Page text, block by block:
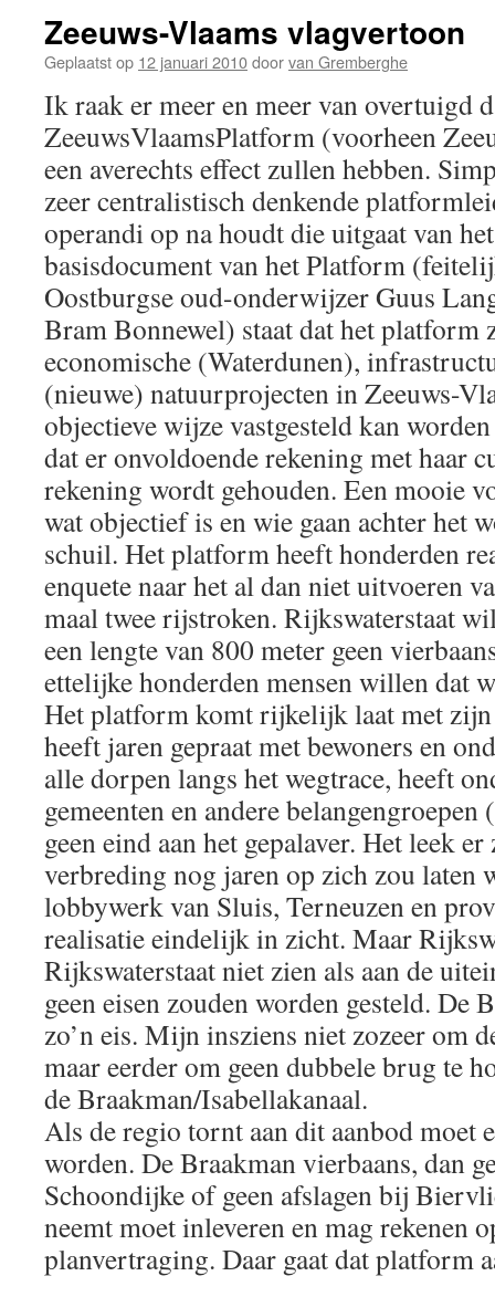
Zeeuws-Vlaams vlagvertoon
Geplaatst op 12 januari 2010doorvan Gremberghe
Ik raak er meer en meer van overtuigd
ZeeuwsVlaamsPlatform (voorheen
een averechts effect zullen hebben.
zeer centralistisch denkende
operandi op na houdt die uitgaat van
basisdocument van het Platform
Oostburgse oud-onderwijzer Guus
Bram Bonnewel) staat dat het platform
economische (Waterdunen),
(nieuwe) natuurprojecten in Zeeuws-
objectieve wijze vastgesteld kan
dat er onvoldoende rekening met haar
rekening wordt gehouden. Een mooie
wat objectief is en wie gaan achter het
schuil. Het platform heeft honderden
enquete naar het al dan niet uitvoeren
maal twee rijstroken. Rijkswaterstaat
een lengte van 800 meter geen
ettelijke honderden mensen willen dat
Het platform komt rijkelijk laat met
heeft jaren gepraat met bewoners en
alle dorpen langs het wegtrace, heeft
gemeenten en andere
geen eind aan het gepalaver. Het leek
verbreding nog jaren op zich zou laten
lobbywerk van Sluis, Terneuzen en
realisatie eindelijk in zicht. Maar
Rijkswaterstaat niet zien als aan de
geen eisen zouden worden gesteld. De
zo’n eis. Mijn insziens niet zozeer om
maar eerder om geen dubbele brug te
de Braakman/Isabellakanaal.
Als de regio tornt aan dit aanbod moet
worden. De Braakman vierbaans, dan
Schoondijke of geen afslagen bij
neemt moet inleveren en mag rekenen
planvertraging. Daar gaat dat platform